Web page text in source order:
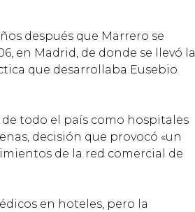
después que Marrero se
en Madrid, de donde se llevó la
que desarrollaba Eusebio
todo el país como hospitales
decisión que provocó «un
de la red comercial de
en hoteles, pero la